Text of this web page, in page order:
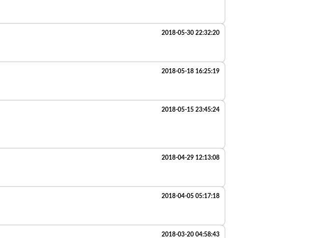
2018-05-30 22:32:20
2018-05-18 16:25:19
2018-05-15 23:45:24
2018-04-29 12:13:08
2018-04-05 05:17:18
2018-03-20 04:58:43